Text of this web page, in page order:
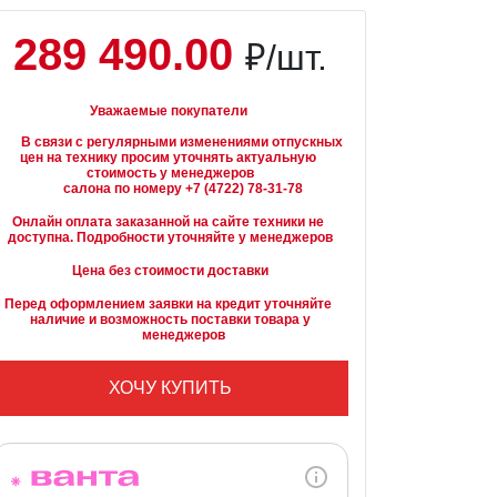
289 490.00 ₽/шт.
Уважаемые покупатели
цен на технику просим уточнять актуальную
стоимость у менеджеров
Онлайн оплата заказанной на сайте техники не
доступна. Подробности уточняйте у менеджеров
Цена без стоимости доставки
Перед оформлением заявки на кредит уточняйте
наличие и возможность поставки товара у
        менеджеров
ХОЧУ КУПИТЬ